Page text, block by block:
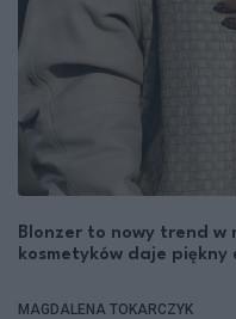
Blonzer to nowy trend w
kosmetyków daje piękny
MAGDALENA TOKARCZYK